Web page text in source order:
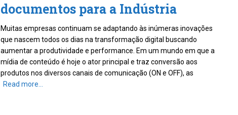
documentos para a Indústria
Muitas empresas continuam se adaptando às inúmeras inovações
que nascem todos os dias na transformação digital buscando
aumentar a produtividade e performance. Em um mundo em que a
mídia de conteúdo é hoje o ator principal e traz conversão aos
produtos nos diversos canais de comunicação (ON e OFF), as
Read more…